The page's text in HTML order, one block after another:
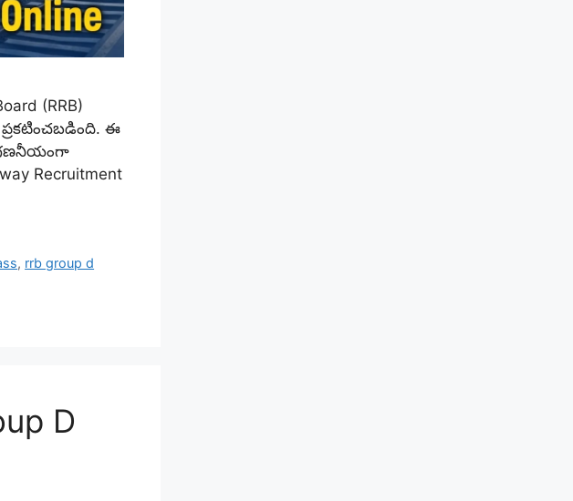
(RRB)
ఈ
గణనీయంగా
Recruitment
, rrb group d
D